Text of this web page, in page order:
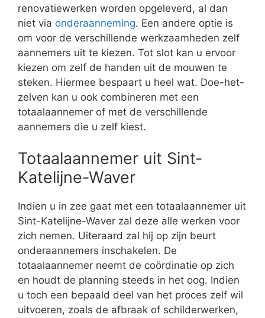
renovatiewerken worden opgeleverd, al dan
niet via onderaanneming. Een andere optie is
om voor de verschillende werkzaamheden zelf
aannemers uit te kiezen. Tot slot kan u ervoor
kiezen om zelf de handen uit de mouwen te
steken. Hiermee bespaart u heel wat. Doe-het-
zelven kan u ook combineren met een
totaalaannemer of met de verschillende
aannemers die u zelf kiest.
Totaalaannemer uit Sint-
Katelijne-Waver
Indien u in zee gaat met een totaalaannemer uit
Sint-Katelijne-Waver zal deze alle werken voor
zich nemen. Uiteraard zal hij op zijn beurt
onderaannemers inschakelen. De
totaalaannemer neemt de coördinatie op zich
en houdt de planning steeds in het oog. Indien
u toch een bepaald deel van het proces zelf wil
uitvoeren, zoals de afbraak of schilderwerken,